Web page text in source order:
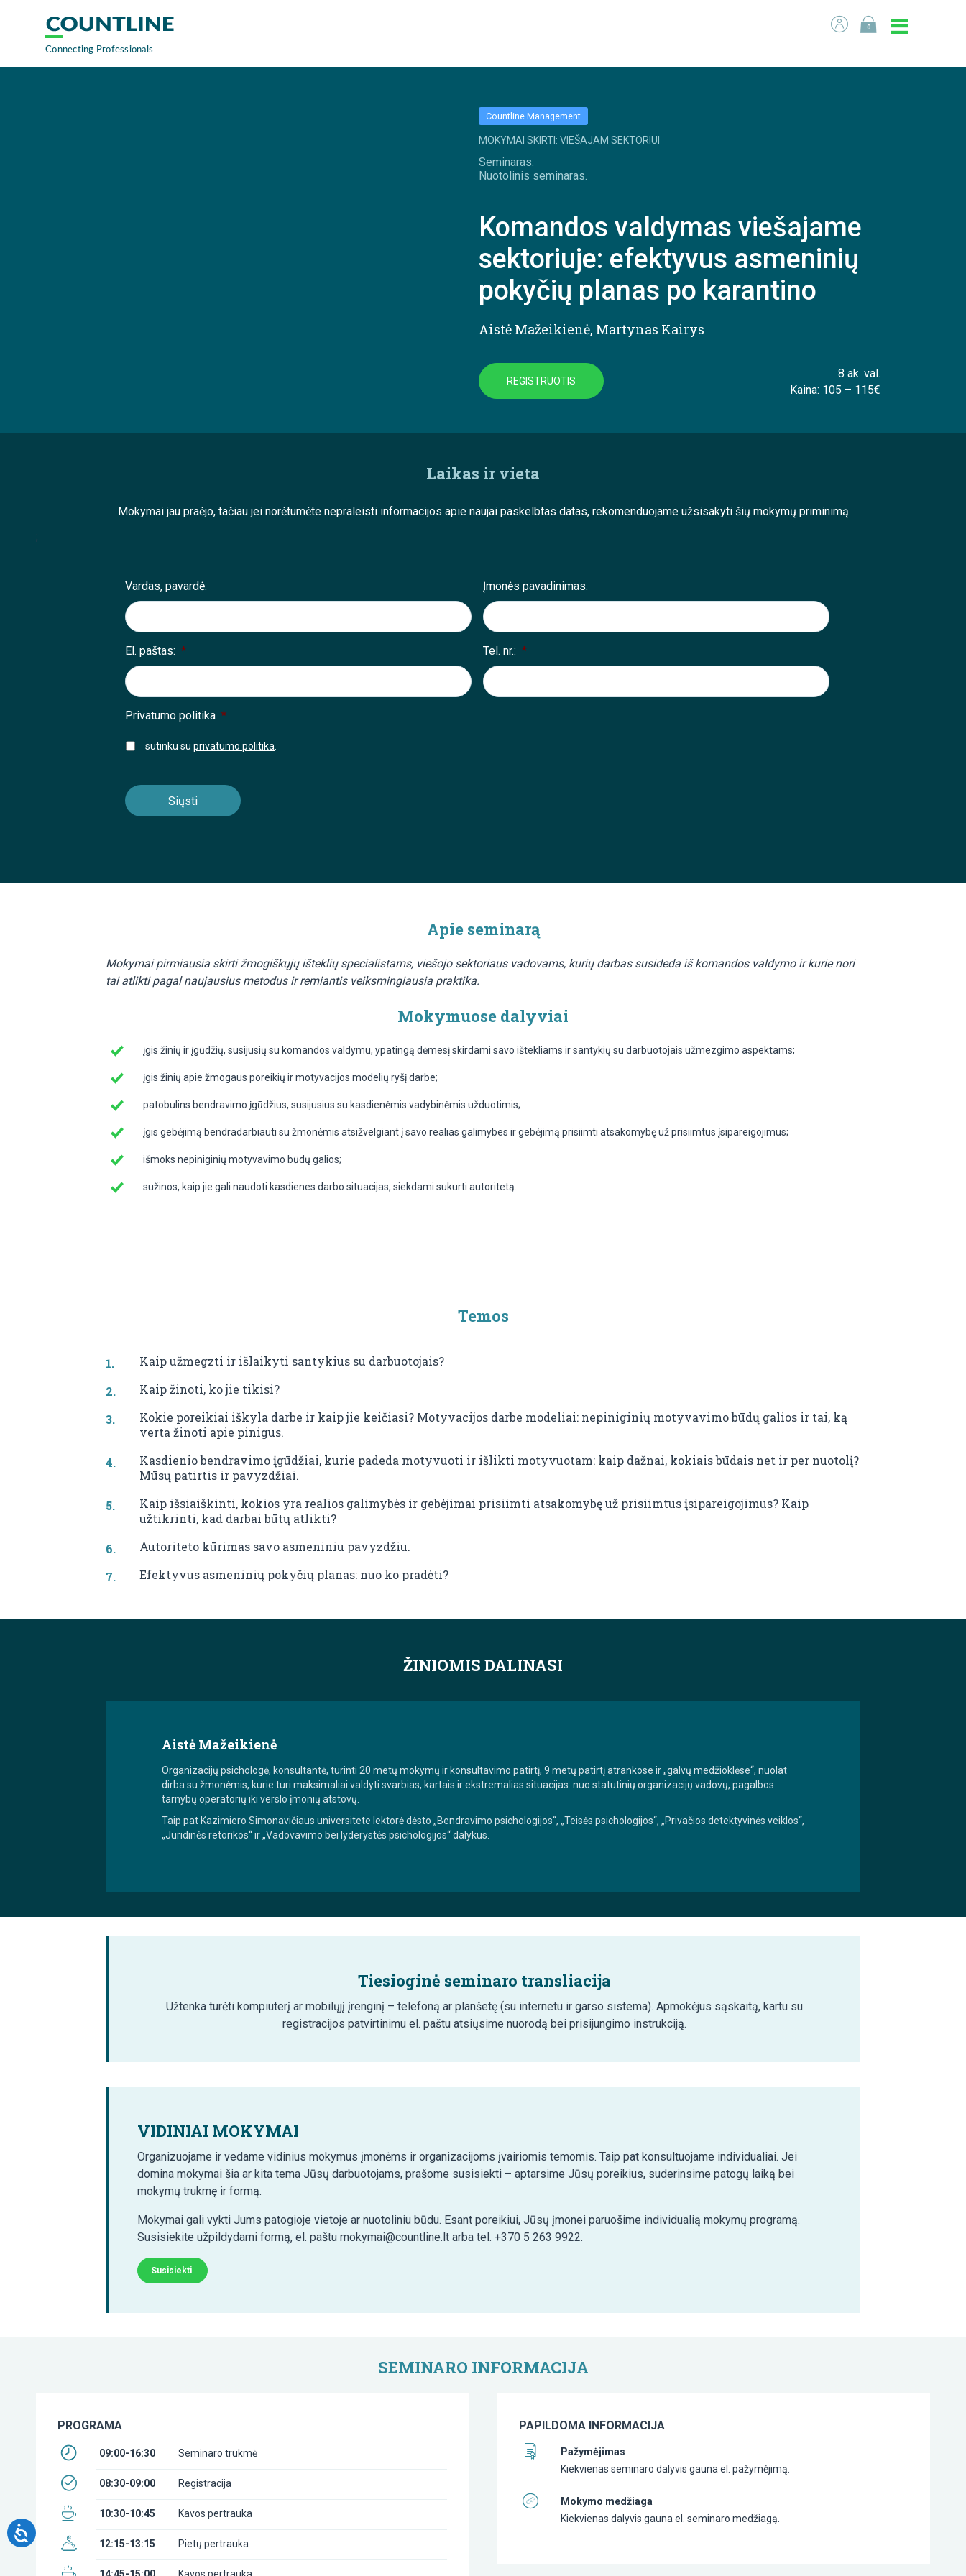
0
Countline Management
MOKYMAI SKIRTI: VIEŠAJAM SEKTORIUI
Seminaras.
Nuotolinis seminaras.
Komandos valdymas viešajame
sektoriuje: efektyvus asmeninių
pokyčių planas po karantino
Aistė Mažeikienė, Martynas Kairys
REGISTRUOTIS
8 ak. val.
Kaina: 105 – 115€
Laikas ir vieta
Mokymai jau praėjo, tačiau jei norėtumėte nepraleisti informacijos apie naujai paskelbtas datas, rekomenduojame užsisakyti šių mokymų priminimą
;
Vardas, pavardė: Įmonės pavadinimas:
El. paštas: * Tel. nr.: *
Privatumo politika *
sutinku suprivatumo politika
Apie seminarą
Mokymai pirmiausia skirti žmogiškųjų išteklių specialistams, viešojo sektoriaus vadovams, kurių darbas susideda iš komandos valdymo ir kurie nori
tai atlikti pagal naujausius metodus ir remiantis veiksmingiausia praktika.
Mokymuose dalyviai
įgis žinių ir įgūdžių, susijusių su komandos valdymu, ypatingą dėmesį skirdami savo ištekliams ir santykių su darbuotojais užmezgimo aspektams;
įgis žinių apie žmogaus poreikių ir motyvacijos modelių ryšį darbe;
patobulins bendravimo įgūdžius, susijusius su kasdienėmis vadybinėmis užduotimis;
įgis gebėjimą bendradarbiauti su žmonėmis atsižvelgiant į savo realias galimybes ir gebėjimą prisiimti atsakomybę už prisiimtus įsipareigojimus;
išmoks nepiniginių motyvavimo būdų galios;
sužinos, kaip jie gali naudoti kasdienes darbo situacijas, siekdami sukurti autoritetą.
Temos
Kaip užmegzti ir išlaikyti santykius su darbuotojais?
Kaip žinoti, ko jie tikisi?
Kokie poreikiai iškyla darbe ir kaip jie keičiasi? Motyvacijos darbe modeliai: nepiniginių motyvavimo būdų galios ir tai, ką
verta žinoti apie pinigus.
Kasdienio bendravimo įgūdžiai, kurie padeda motyvuoti ir išlikti motyvuotam: kaip dažnai, kokiais būdais net ir per nuotolį?
Mūsų patirtis ir pavyzdžiai.
Kaip išsiaiškinti, kokios yra realios galimybės ir gebėjimai prisiimti atsakomybę už prisiimtus įsipareigojimus? Kaip
užtikrinti, kad darbai būtų atlikti?
Autoriteto kūrimas savo asmeniniu pavyzdžiu.
Efektyvus asmeninių pokyčių planas: nuo ko pradėti?
ŽINIOMIS DALINASI
Aistė Mažeikienė
Organizacijų psichologė, konsultantė, turinti 20 metų mokymų ir konsultavimo patirtį, 9 metų patirtį atrankose ir „galvų medžioklėse“, nuolat
dirba su žmonėmis, kurie turi maksimaliai valdyti svarbias, kartais ir ekstremalias situacijas: nuo statutinių organizacijų vadovų, pagalbos
tarnybų operatorių iki verslo įmonių atstovų.
Taip pat Kazimiero Simonavičiaus universitete lektorė dėsto „Bendravimo psichologijos“, „Teisės psichologijos“, „Privačios detektyvinės veiklos“,
„Juridinės retorikos“ ir „Vadovavimo bei lyderystės psichologijos“ dalykus.
Tiesioginė seminaro transliacija
Užtenka turėti kompiuterį ar mobilųjį įrenginį – telefoną ar planšetę (su internetu ir garso sistema). Apmokėjus sąskaitą, kartu su
registracijos patvirtinimu el. paštu atsiųsime nuorodą bei prisijungimo instrukciją.
VIDINIAI MOKYMAI
Organizuojame ir vedame vidinius mokymus įmonėms ir organizacijoms įvairiomis temomis. Taip pat konsultuojame individualiai. Jei
domina mokymai šia ar kita tema Jūsų darbuotojams, prašome susisiekti – aptarsime Jūsų poreikius, suderinsime patogų laiką bei
mokymų trukmę ir formą.
Mokymai gali vykti Jums patogioje vietoje ar nuotoliniu būdu. Esant poreikiui, Jūsų įmonei paruošime individualią mokymų programą.
Susisiekite užpildydami formą, el. paštu mokymai@countline.lt arba tel. +370 5 263 9922.
Susisiekti
SEMINARO INFORMACIJA
PROGRAMA
09:00-16:30 Seminaro trukmė
08:30-09:00 Registracija
10:30-10:45 Kavos pertrauka
12:15-13:15 Pietų pertrauka
PAPILDOMA INFORMACIJA
Pažymėjimas
Kiekvienas seminaro dalyvis gauna el. pažymėjimą.
Mokymo medžiaga
Kiekvienas dalyvis gauna el. seminaro medžiagą.